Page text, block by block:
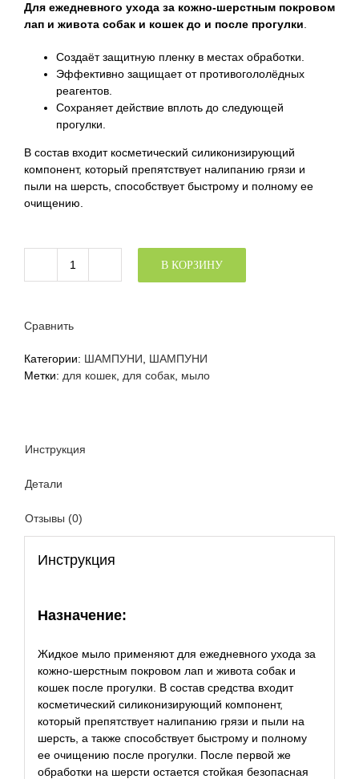
Для ежедневного ухода за кожно-шерстным покровом
лап и живота собак и кошек до и после прогулки.
Создаёт защитную пленку в местах обработки.
Эффективно защищает от противогололёдных
реагентов.
Сохраняет действие вплоть до следующей
прогулки.
В состав входит косметический силиконизирующий
компонент, который препятствует налипанию грязи и
пыли на шерсть, способствует быстрому и полному ее
очищению.
Количество
собак
и
200
В КОРЗИНУ
Сравнить
Категории: ШАМПУНИ, ШАМПУНИ
Метки: для кошек, для собак, мыло
Инструкция
Детали
Отзывы (0)
Инструкция
Назначение:
Жидкое мыло применяют для ежедневного ухода за
кожно-шерстным покровом лап и живота собак и
кошек после прогулки. В состав средства входит
косметический силиконизирующий компонент,
который препятствует налипанию грязи и пыли на
шерсть, а также способствует быстрому и полному
ее очищению после прогулки. После первой же
обработки на шерсти остается стойкая безопасная